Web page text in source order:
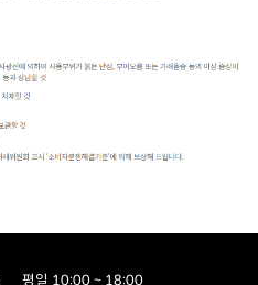
평일 10:00 ~ 18:00